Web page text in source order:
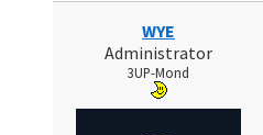
WYE
Administrator
3UP-Mond